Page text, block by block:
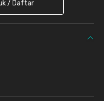
/ Daftar